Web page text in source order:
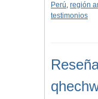
Perú, región
testimonios